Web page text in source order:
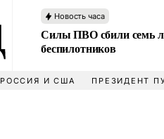
Новость часа
Силы ПВО сбили семь
беспилотников
РОССИЯ И США ПРЕЗИДЕНТ